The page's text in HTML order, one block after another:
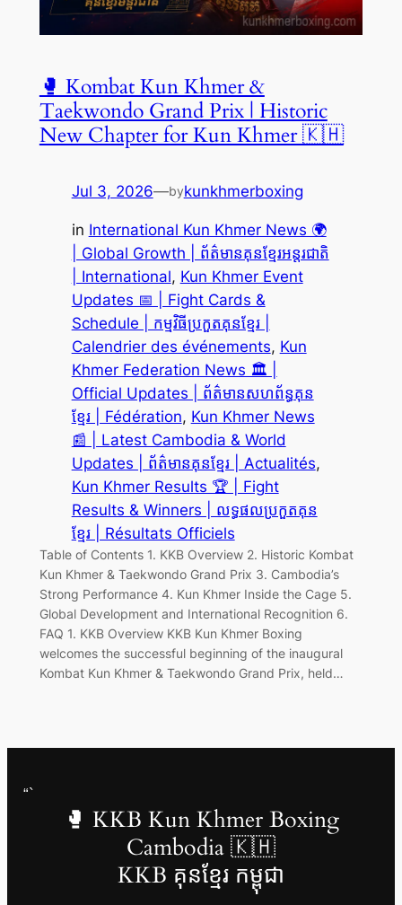
🥊 Kombat Kun Khmer &
Taekwondo Grand Prix | Historic
New Chapter for Kun Khmer 🇰🇭
Jul 3, 2026—bykunkhmerboxing
in International Kun Khmer News 🌍
| Global Growth | ព័ត៌មានគុនខ្មែរអន្តរជាតិ
| International, Kun Khmer Event
Updates 📅 | Fight Cards &
Schedule | កម្មវិធីប្រកួតគុនខ្មែរ |
Calendrier des événements, Kun
Khmer Federation News 🏛️ |
Official Updates | ព័ត៌មានសហព័ន្ធគុន
ខ្មែរ | Fédération, Kun Khmer News
📰 | Latest Cambodia & World
Updates | ព័ត៌មានគុនខ្មែរ | Actualités
Kun Khmer Results 🏆 | Fight
Results & Winners | លទ្ធផលប្រកួតគុន
ខ្មែរ | Résultats Officiels
Table of Contents 1. KKB Overview 2. Historic Kombat
Kun Khmer & Taekwondo Grand Prix 3. Cambodia’s
Strong Performance 4. Kun Khmer Inside the Cage 5.
Global Development and International Recognition 6.
FAQ 1. KKB Overview KKB Kun Khmer Boxing
welcomes the successful beginning of the inaugural
Kombat Kun Khmer & Taekwondo Grand Prix, held…
“`
🥊 KKB Kun Khmer Boxing
Cambodia 🇰🇭
KKB គុនខ្មែរ កម្ពុជា